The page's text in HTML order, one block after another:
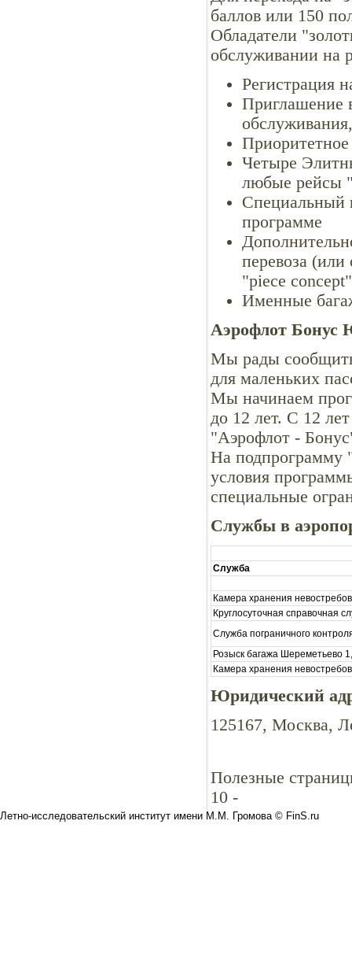
баллов или 150
Обладатели
обслуживании на
Регистрация
Приглашение
Четыре
любые рейсы
Специальный
программе
перевоза (или
"piece
Именные
Аэрофлот Бонус
Мы рады
для маленьких
Мы начинаем
до 12 лет. С 12
"Аэрофлот -
На подпрограмму
условия
специальные
Службы в
Служба
Камера хранения
Круглосуточная справочная
Служба пограничного
Розыск багажа Шереметьево
Камера хранения
Юридический
125167, Москва,
Полезные
10 -
Летно-исследовательский институт имени М.М. Громова © FinS.ru